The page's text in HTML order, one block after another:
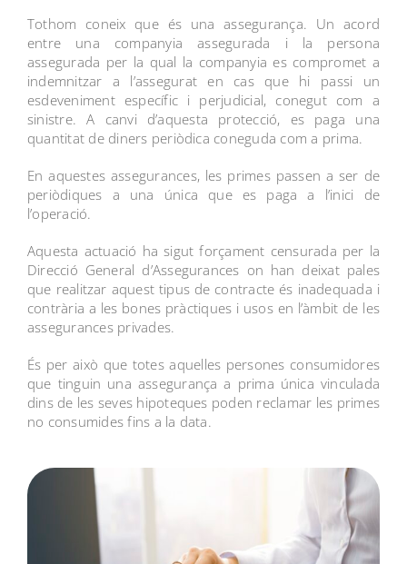
Tothom coneix que és una assegurança. Un acord
entre una companyia assegurada i la persona
assegurada per la qual la companyia es compromet a
indemnitzar a l’assegurat en cas que hi passi un
esdeveniment específic i perjudicial, conegut com a
sinistre. A canvi d’aquesta protecció, es paga una
quantitat de diners periòdica coneguda com a prima.
En aquestes assegurances, les primes passen a ser de
periòdiques a una única que es paga a l’inici de
l’operació.
Aquesta actuació ha sigut forçament censurada per la
Direcció General d’Assegurances on han deixat pales
que realitzar aquest tipus de contracte és inadequada i
contrària a les bones pràctiques i usos en l’àmbit de les
assegurances privades.
És per això que totes aquelles persones consumidores
que tinguin una assegurança a prima única vinculada
dins de les seves hipoteques poden reclamar les primes
no consumides fins a la data.